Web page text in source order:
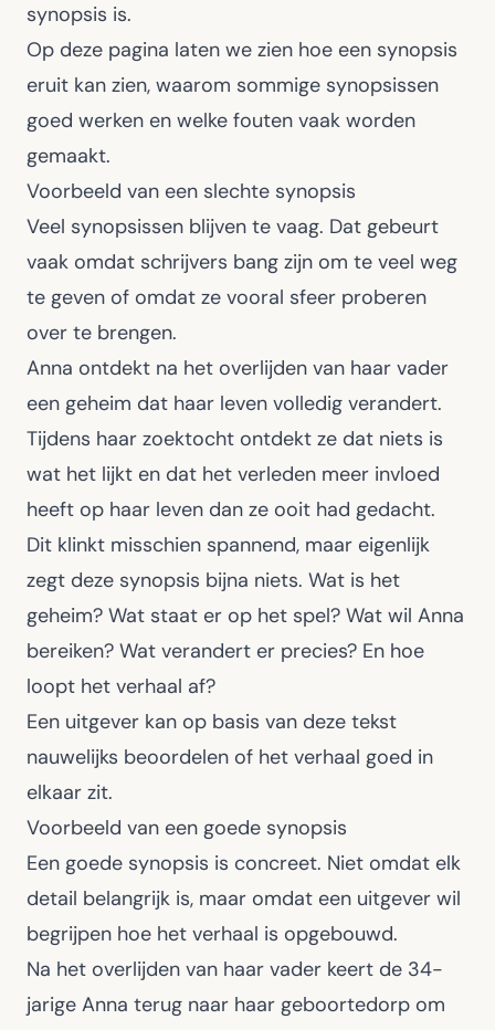
synopsis is.
Op deze pagina laten we zien hoe een synopsis
eruit kan zien, waarom sommige synopsissen
goed werken en welke fouten vaak worden
gemaakt.
Voorbeeld van een slechte synopsis
Veel synopsissen blijven te vaag. Dat gebeurt
vaak omdat schrijvers bang zijn om te veel weg
te geven of omdat ze vooral sfeer proberen
over te brengen.
Anna ontdekt na het overlijden van haar vader
een geheim dat haar leven volledig verandert.
Tijdens haar zoektocht ontdekt ze dat niets is
wat het lijkt en dat het verleden meer invloed
heeft op haar leven dan ze ooit had gedacht.
Dit klinkt misschien spannend, maar eigenlijk
zegt deze synopsis bijna niets. Wat is het
geheim? Wat staat er op het spel? Wat wil Anna
bereiken? Wat verandert er precies? En hoe
loopt het verhaal af?
Een uitgever kan op basis van deze tekst
nauwelijks beoordelen of het verhaal goed in
elkaar zit.
Voorbeeld van een goede synopsis
Een goede synopsis is concreet. Niet omdat elk
detail belangrijk is, maar omdat een uitgever wil
begrijpen hoe het verhaal is opgebouwd.
Na het overlijden van haar vader keert de 34-
jarige Anna terug naar haar geboortedorp om